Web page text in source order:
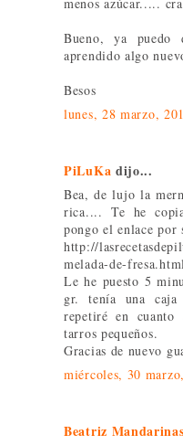
Bueno, ya
aprendido algo
Besos
lunes, 28 marzo,
PiLuKa dijo...
Bea, de lujo la
rica.... Te he
pongo el enlace por
http://
melada-de-
Le he puesto 5
gr. tenía una
repetiré en cuanto
tarros pequeños.
Gracias de nuevo
miércoles, 30
Beatriz Mandarinas